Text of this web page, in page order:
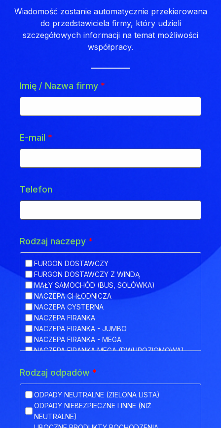
Wiadomość zostanie automatycznie przekierowana
do przedstawiciela firmy, który udzieli
szczegółowych informacji na temat możliwości
współpracy.
Imię / Nazwa firmy *
E-mail *
Telefon
Rodzaj naczepy *
FURGON DOSTAWCZY
FURGON DOSTAWCZY Z WINDĄ
MAŁY SAMOCHÓD (BUS, SOLÓWKA)
NACZEPA CHŁODNICZA
NACZEPA CYSTERNA
NACZEPA FIRANKA
NACZEPA FIRANKA - JUMBO
NACZEPA FIRANKA - MEGA
NACZEPA FIRANKA MEGA (DWUPOZIOMOWA)
NACZEPA HAKOWA Z PRZYCZEPĄ
NACZEPA IZOTERMA
NACZEPA KŁONICOWA
NACZEPA KONTENEROWA
NACZEPA MEGA (NISKOPODWOZIOWA)
NACZEPA NISKOPODWOZIOWA
Rodzaj odpadów *
ODPADY NEUTRALNE (ZIELONA LISTA)
ODPADY NIEBEZPIECZNE I INNE (NIŻ
NEUTRALNE)